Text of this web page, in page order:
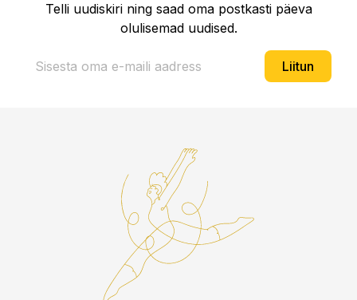
Telli uudiskiri ning saad oma postkasti päeva
olulisemad uudised.
Liitun